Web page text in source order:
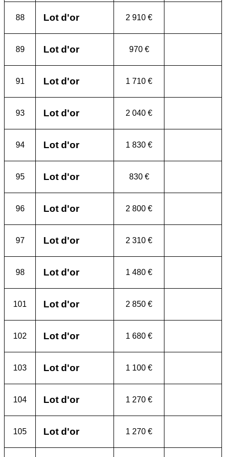
88 Lot d'or 2 910 €
89 Lot d'or 970 €
91 Lot d'or 1 710 €
93 Lot d'or 2 040 €
94 Lot d'or 1 830 €
95 Lot d'or 830 €
96 Lot d'or 2 800 €
97 Lot d'or 2 310 €
98 Lot d'or 1 480 €
101 Lot d'or 2 850 €
102 Lot d'or 1 680 €
103 Lot d'or 1 100 €
104 Lot d'or 1 270 €
105 Lot d'or 1 270 €